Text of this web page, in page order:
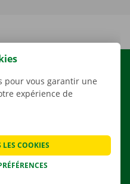
pour vous garantir une
expérience de
LES COOKIES